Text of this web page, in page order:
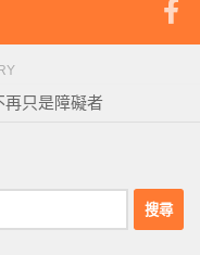
再只是障礙者